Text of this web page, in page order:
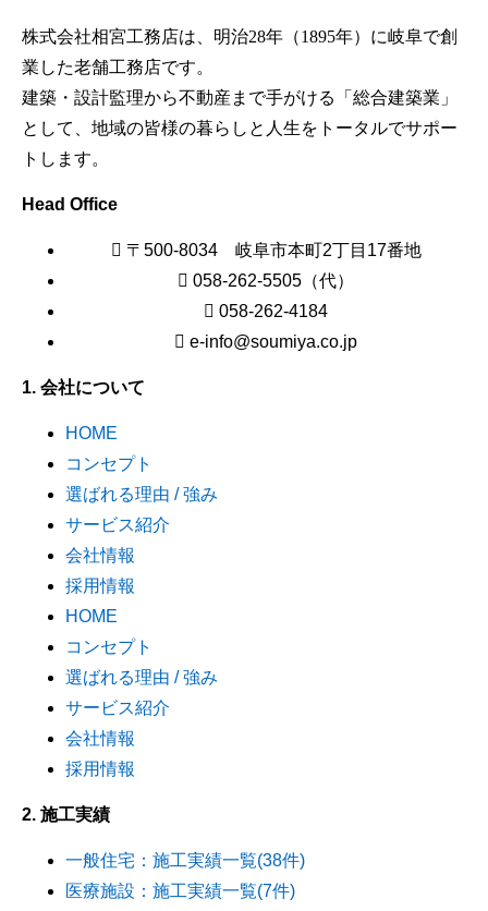
株式会社相宮工務店は、 明治28年（1895年）に岐阜で創
業した老舗工務店です。
建築・設計監理から不動産まで手がける「総合建築業」
として、地域の皆様の暮らしと人生をトータルでサポー
トします。
Head Office
〒500-8034 岐阜市本町2丁目17番地
058-262-5505（代）
058-262-4184
e-info@soumiya.co.jp
1. 会社について
HOME
コンセプト
選ばれる理由 / 強み
サービス紹介
会社情報
採用情報
HOME
コンセプト
選ばれる理由 / 強み
サービス紹介
会社情報
採用情報
2. 施工実績
一般住宅：施工実績一覧(38件)
医療施設：施工実績一覧(7件)